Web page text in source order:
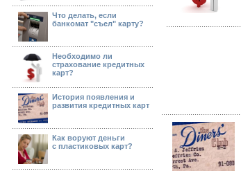
Что делать, если
банкомат "съел" карту?
Необходимо ли
страхование кредитных
карт?
История появления и
развития кредитных карт
Как воруют деньги
с пластиковых карт?